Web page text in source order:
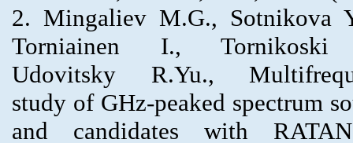
2. Mingaliev M.G., Sotnikova
Torniainen I.,
Udovitsky R.Yu.,
study of GHz-peaked spectrum
and candidates with